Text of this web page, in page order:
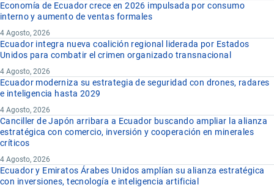
Economía de Ecuador crece en 2026 impulsada por consumo
interno y aumento de ventas formales
4 Agosto, 2026
Ecuador integra nueva coalición regional liderada por Estados
Unidos para combatir el crimen organizado transnacional
4 Agosto, 2026
Ecuador moderniza su estrategia de seguridad con drones, radares
e inteligencia hasta 2029
4 Agosto, 2026
Canciller de Japón arribara a Ecuador buscando ampliar la alianza
estratégica con comercio, inversión y cooperación en minerales
críticos
4 Agosto, 2026
Ecuador y Emiratos Árabes Unidos amplían su alianza estratégica
con inversiones, tecnología e inteligencia artificial